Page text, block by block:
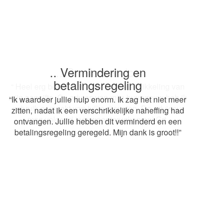
.. Snelle service
“ Heel erg bedankt voor de snelle afwikkeling van
mijn aangifte. Op advies van mijn buurvrouw heb ik
gebruik gemaakt van jullie diensten. De adviseur
mag volgend jaar weer terugkomen! Grt.